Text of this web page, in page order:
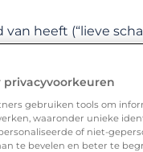
heeft (“lieve
tot een gesprek en
aan.
gebruiken tools om
waaronder unieke
of niet-
te bevelen en beter te